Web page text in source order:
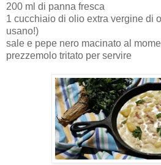
200 ml di panna fresca
1 cucchiaio di olio extra vergine di
usano!)
sale e pepe nero macinato al
prezzemolo tritato per servire